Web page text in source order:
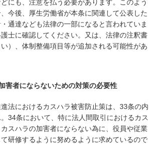
にも、注意を払う必要があります。このよう
今後、厚生労働省が本条に関連して公表した
通達なども法律の一部になると言われていま
士に確認してください。又は、法律の注釈書
）、体制整備項目等が追加される可能性があ
害者にならないための対策の必要性
法におけるカスハラ被害防止策は、33条の内
34条において、特に法人間取引におけるカス
スハラの加害者にならない為に、役員や従業
研修するように努めるように求めているので